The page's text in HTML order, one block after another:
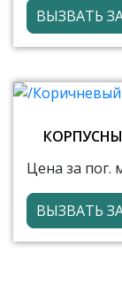
ВЫЗВАТЬ
Цена за пог.
ВЫЗВАТЬ